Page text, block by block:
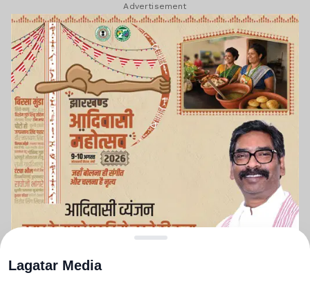
Advertisement
Lagatar Media